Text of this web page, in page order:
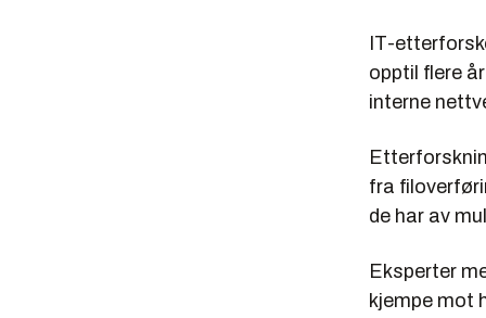
IT-
opptil flere
interne
fra
de har av
Eksperter
kjempe mot